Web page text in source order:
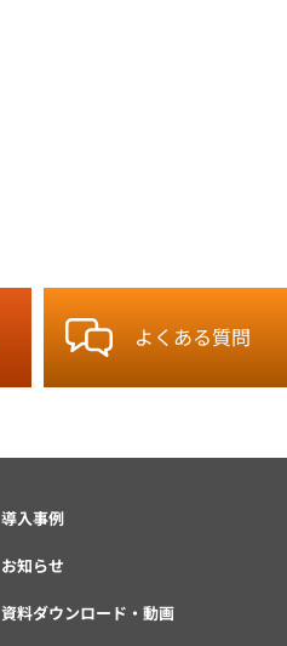
よくある質問
導入事例
お知らせ
資料ダウンロード・動画